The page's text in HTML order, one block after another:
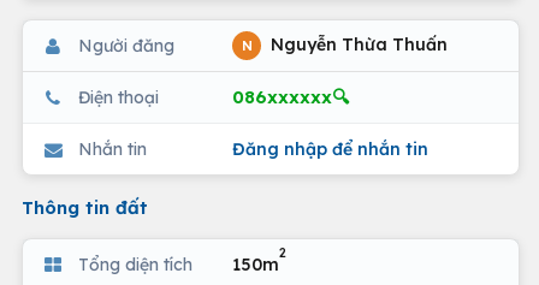
Người đăng N Nguyễn Thừa Thuấn
Điện thoại 086xxxxxx🔍
Nhắn tin Đăng nhập để nhắn tin
Thông tin đất
Tổng diện tích 150m
2